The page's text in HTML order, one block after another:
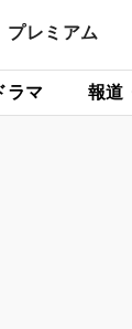
プレミアム
ラマ 報道